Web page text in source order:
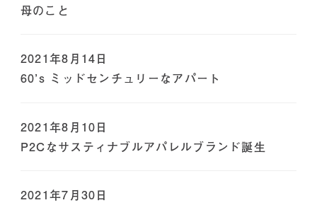
母のこと
60’s ミッドセンチュリーなアパート
2021年8月14日
P2Cなサスティナブルアパレルブランド誕生
2021年8月10日
2021年7月30日